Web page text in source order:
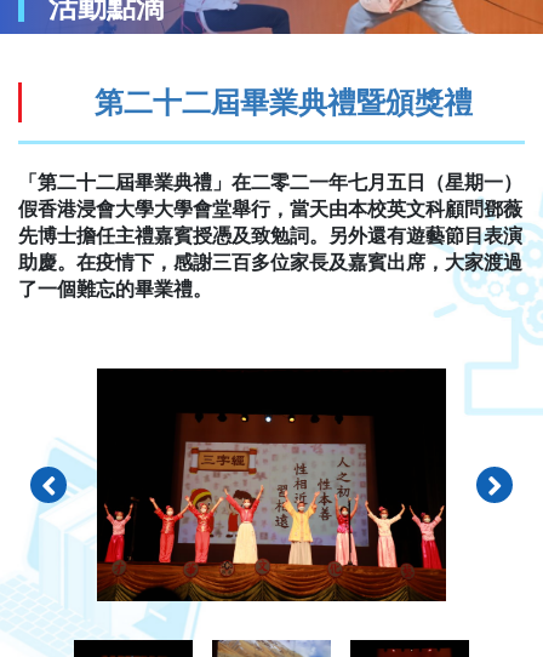
活動點滴
第二十二屆畢業典禮暨頒獎禮
「第二十二屆畢業典禮」在二零二一年七月五日（星期一）
假香港浸會大學大學會堂舉行，當天由本校英文科顧問鄧薇
先博士擔任主禮嘉賓授憑及致勉詞。另外還有遊藝節目表演
助慶。在疫情下，感謝三百多位家長及嘉賓出席，大家渡過
了一個難忘的畢業禮。